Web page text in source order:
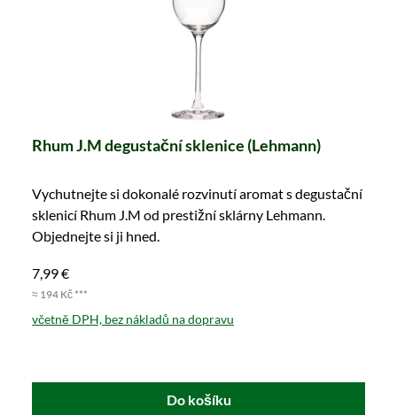
Rhum J.M degustační sklenice (Lehmann)
Vychutnejte si dokonalé rozvinutí aromat s degustační
sklenicí Rhum J.M od prestižní sklárny Lehmann.
Objednejte si ji hned.
7,99 €
≈ 194 Kč ***
včetně DPH, bez nákladů na dopravu
Do košíku